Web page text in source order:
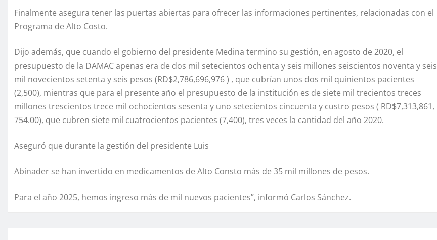
Finalmente asegura tener las puertas abiertas para ofrecer las informaciones pertinentes, relacionadas con el
Programa de Alto Costo.
Dijo además, que cuando el gobierno del presidente Medina termino su gestión, en agosto de 2020, el
presupuesto de la DAMAC apenas era de dos mil setecientos ochenta y seis millones seiscientos noventa y seis
mil novecientos setenta y seis pesos (RD$2,786,696,976 ) , que cubrían unos dos mil quinientos pacientes
(2,500), mientras que para el presente año el presupuesto de la institución es de siete mil trecientos treces
millones trescientos trece mil ochocientos sesenta y uno setecientos cincuenta y custro pesos ( RD$7,313,861,
754.00), que cubren siete mil cuatrocientos pacientes (7,400), tres veces la cantidad del año 2020.
Aseguró que durante la gestión del presidente Luis
Abinader se han invertido en medicamentos de Alto Consto más de 35 mil millones de pesos.
Para el año 2025, hemos ingreso más de mil nuevos pacientes”, informó Carlos Sánchez.